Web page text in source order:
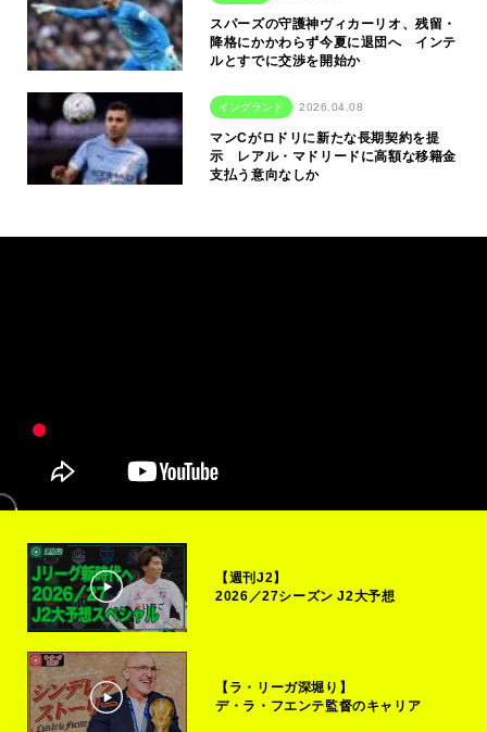
スパーズの守護神ヴィカーリオ、残留・
降格にかかわらず今夏に退団へ インテ
ルとすでに交渉を開始か
イングランド 2026.04.08
マンCがロドリに新たな長期契約を提
示 レアル・マドリードに高額な移籍金
支払う意向なしか
【週刊J2】
2026／27シーズン J2大予想
【ラ・リーガ深堀り】
デ・ラ・フエンテ監督のキャリア